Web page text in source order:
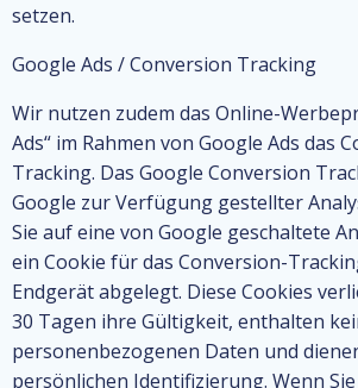
setzen.
Google Ads / Conversion Tracking
Wir nutzen zudem das Online-
Ads“ im Rahmen von Google Ads das
Tracking. Das Google Conversion
Google zur Verfügung gestellter
Sie auf eine von Google geschaltete
ein Cookie für das Conversion-
Endgerät abgelegt. Diese Cookies
30 Tagen ihre Gültigkeit, enthalten
personenbezogenen Daten und
persönlichen Identifizierung. Wenn